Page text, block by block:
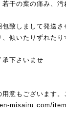
干の葉の痛み、汚
致しまして発送
傾いたりずれた
承下さいませ
用意もございます。
misairu.com/